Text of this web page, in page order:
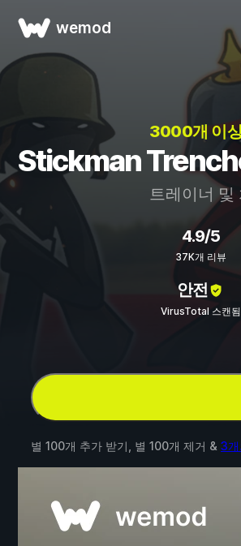
wemod
3000개 이
Stickman
트레이너 및
4.9/5
37K개 리뷰
안전
VirusTotal 스캔됨
별 100개 추가 받기, 별 100개 제거 & 3개